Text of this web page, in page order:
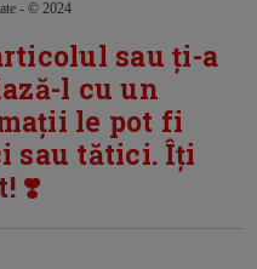
- © 2024
sau ți-a
l cu un
le pot fi
sau tătici. Îți
❣️